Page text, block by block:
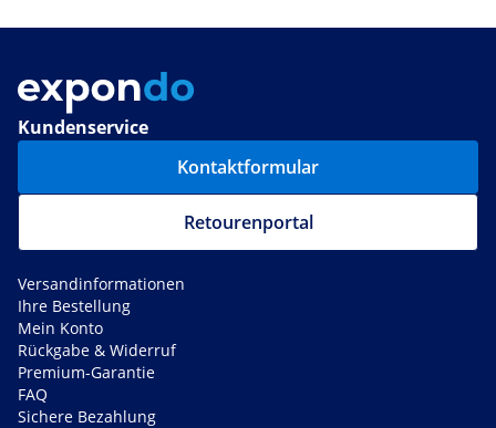
Kundenservice
Kontaktformular
Retourenportal
Versandinformationen
Ihre Bestellung
Mein Konto
Rückgabe & Widerruf
Premium-Garantie
FAQ
Sichere Bezahlung